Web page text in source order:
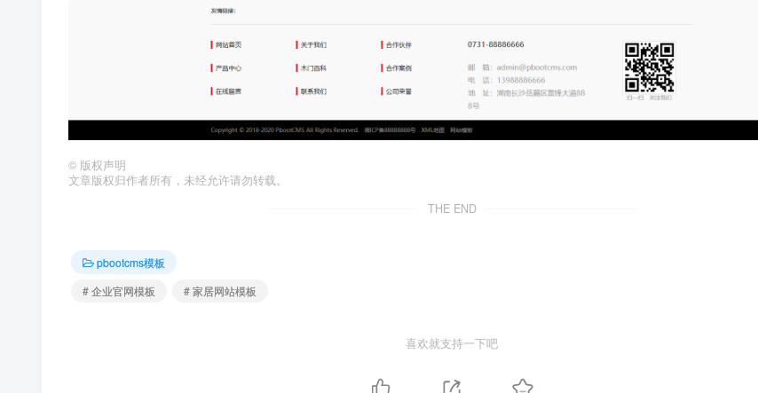
© 版权声明
文章版权归作者所有，未经允许请勿转载。
THE END
pbootcms模板
# 企业官网模板
# 家居网站模板
喜欢就支持一下吧